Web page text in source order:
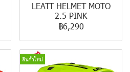
LEATT HELMET MOTO
2.5 PINK
฿6,290
สินค้าใหม่